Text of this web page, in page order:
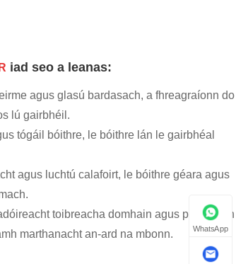
iad seo a leanas:
agus glasú bardasach, a fhreagraíonn do
lú gairbhéil.
tógáil bóithre, le bóithre lán le gairbhéal
agus luchtú calafoirt, le bóithre géara agus
toibreacha domhain agus pléascadh
marthanacht an-ard na mbonn.
WhatsApp